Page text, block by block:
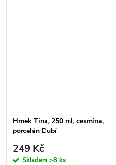
ml.
Hrnek Tina, 250 ml, cesmína,
porcelán Dubí
249 Kč
Skladem >8 ks